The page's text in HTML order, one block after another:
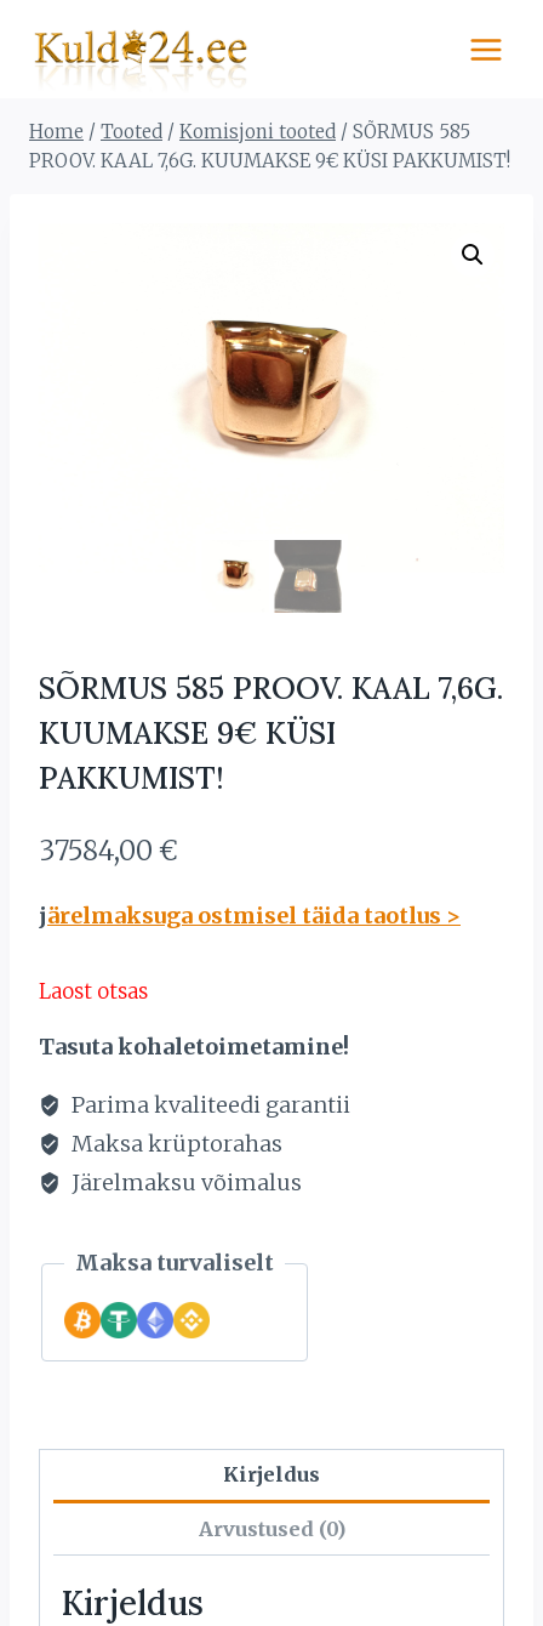
content
Home / Tooted / Komisjoni tooted / SÕRMUS 585
PROOV. KAAL 7,6G. KUUMAKSE 9€ KÜSI PAKKUMIST!
SÕRMUS 585 PROOV. KAAL 7,6G.
KUUMAKSE 9€ KÜSI
PAKKUMIST!
37584,00 €
järelmaksuga ostmisel täida taotlus >
Laost otsas
Tasuta kohaletoimetamine!
Parima kvaliteedi garantii
Maksa krüptorahas
Järelmaksu võimalus
Maksa turvaliselt
Kirjeldus
Arvustused (0)
Kirjeldus